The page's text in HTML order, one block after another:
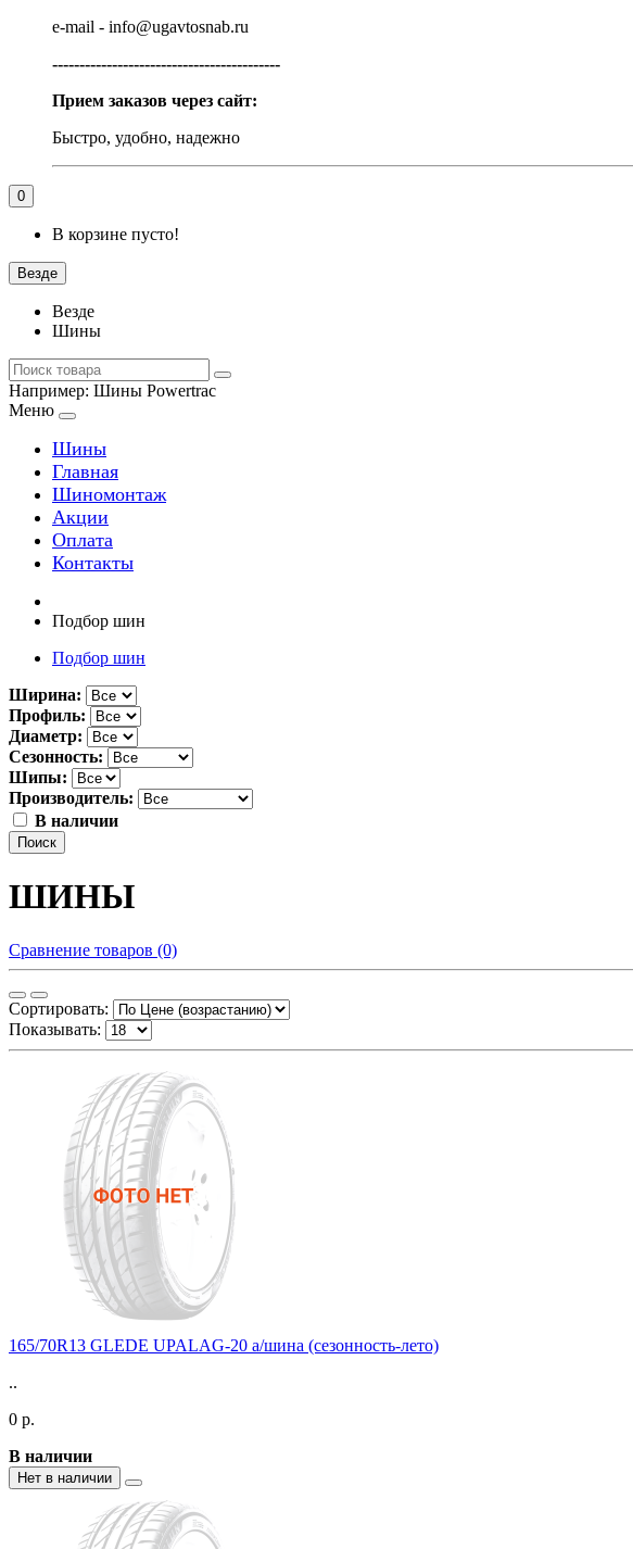
e-mail - info@ugavtosnab.ru
------------------------------------------
Прием заказов через сайт:
Быстро, удобно, надежно
0
В корзине пусто!
Везде
Везде
Шины
Например: Шины Powertrac
Меню
Шины
Главная
Шиномонтаж
Акции
Оплата
Контакты
Подбор шин
Подбор шин
Ширина:
Профиль:
Диаметр:
Сезонность:
Шипы:
Производитель:
В наличии
Поиск
ШИНЫ
Сравнение товаров (0)
Сортировать:
Показывать:
165/70R13 GLEDE UPALAG-20 а/шина (сезонность-лето)
..
0 р.
В наличии
Нет в наличии